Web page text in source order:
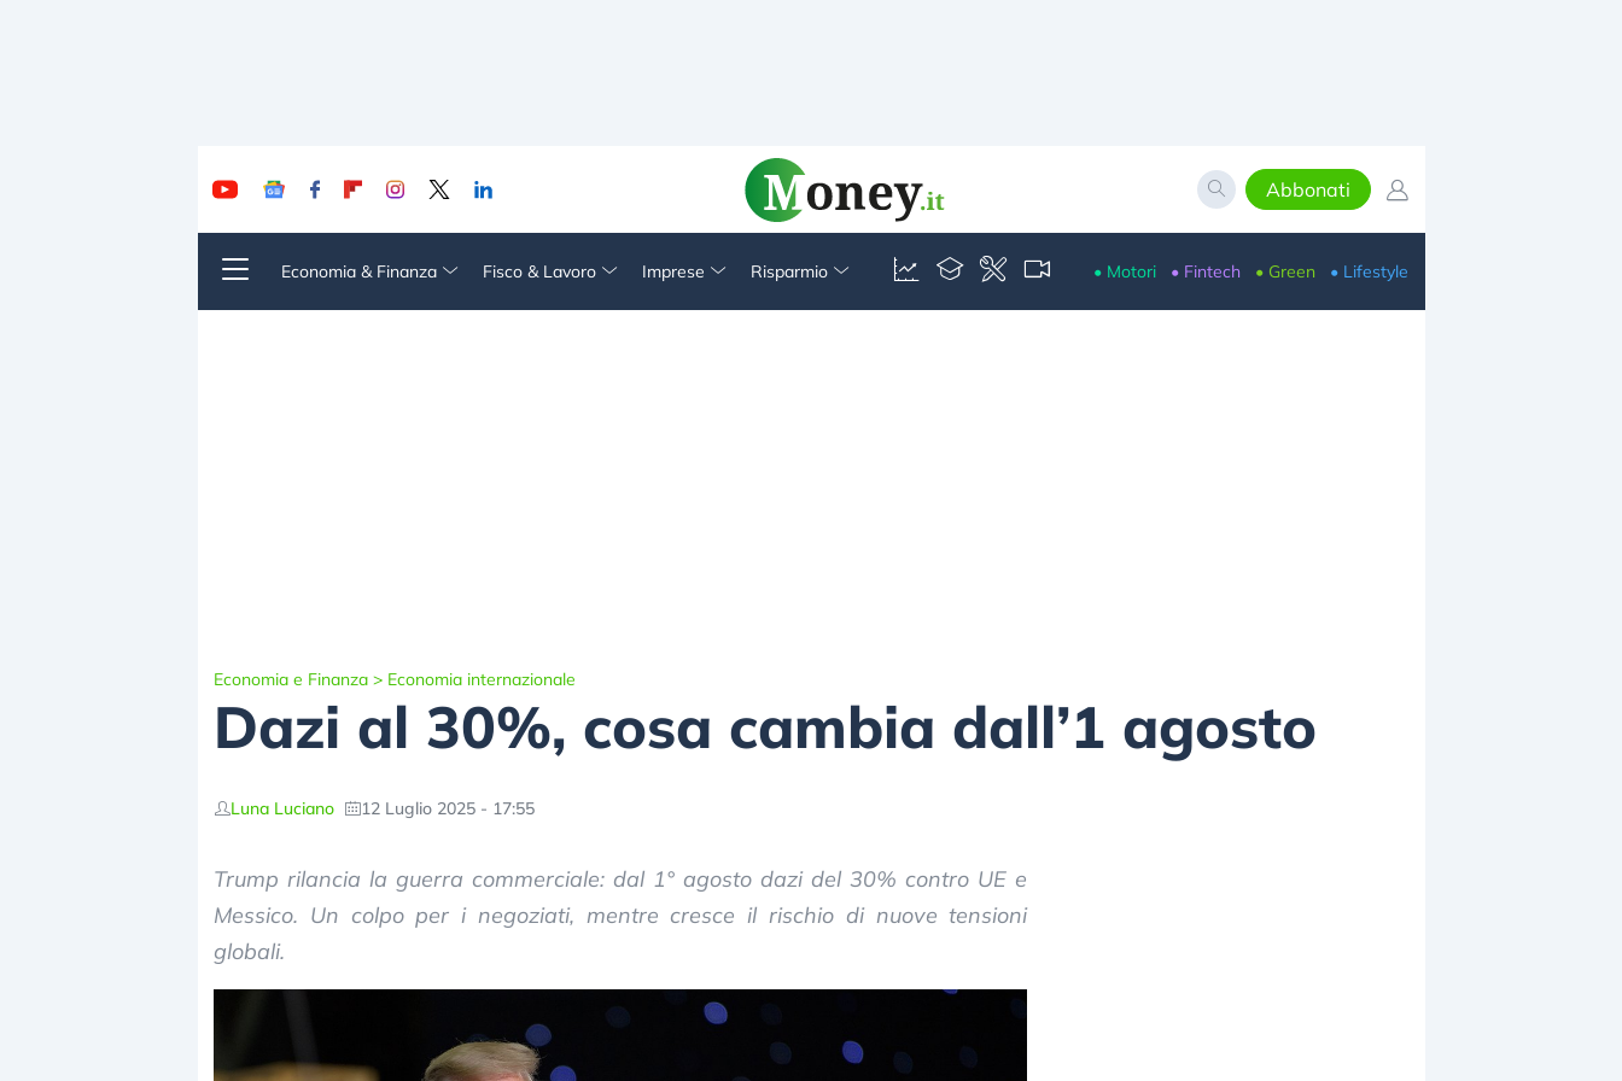
Abbonati
Economia & Finanza Fisco & Lavoro Imprese Risparmio • Motori • Fintech • Green • Lifestyle
Economia e Finanza > Economia internazionale
Dazi al 30%, cosa cambia dall’1 agosto
Luna Luciano 12 Luglio 2025 - 17:55
Trump rilancia la guerra commerciale: dal 1° agosto dazi del 30% contro UE e
Messico. Un colpo per i negoziati, mentre cresce il rischio di nuove tensioni
globali.